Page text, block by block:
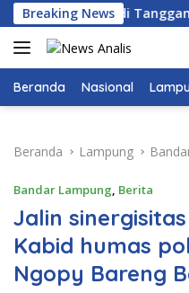
Langsung
ke
konten
Breaking News
TBC di Tanggamus
Beranda Nasional
Beranda Lampung
Bandar Lampung, Berita
Jalin
Kabid humas
Ngopy Bareng